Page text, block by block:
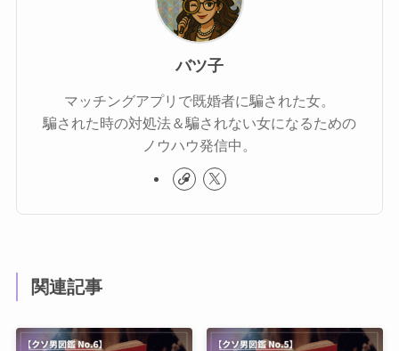
バツ子
マッチングアプリで既婚者に騙された女。
騙された時の対処法＆騙されない女になるための
ノウハウ発信中。
関連記事